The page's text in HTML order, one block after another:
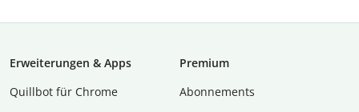
Erweiterungen & Apps
Quillbot für Chrome
Premium
Abon­ne­ments